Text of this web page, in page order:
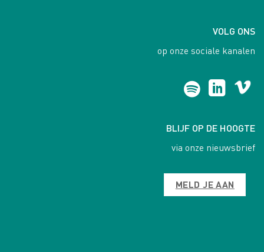
VOLG ONS
op onze sociale kanalen
BLIJF OP DE HOOGTE
via onze nieuwsbrief
MELD JE AAN